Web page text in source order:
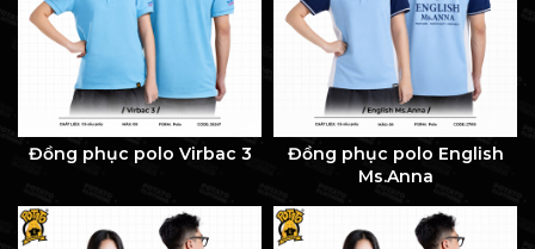
Đồng phục polo Virbac 3
Đồng phục polo English
Ms.Anna